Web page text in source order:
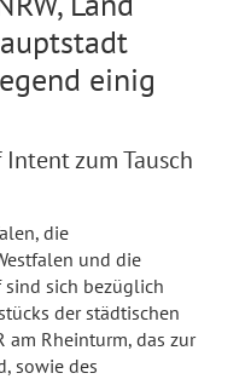
einig
zum Tausch
die
und die
sich bezüglich
der städtischen
Rheinturm, das zur
sowie des